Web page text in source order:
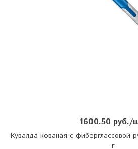
1600.50 руб./
Кувалда кованая с фиберглассовой
г